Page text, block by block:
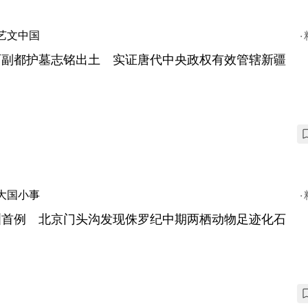
文中国
都护墓志铭出土 实证唐代中央政权有效管辖新疆
国小事
例 北京门头沟发现侏罗纪中期两栖动物足迹化石